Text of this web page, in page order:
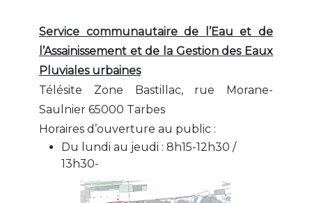
Service communautaire de l’Eau et de
l’Assainissement et de la Gestion des Eaux
Pluviales urbaines
Télésite Zone Bastillac, rue Morane-
Saulnier 65000 Tarbes
Horaires d’ouverture au public :
Du lundi au jeudi : 8h15-12h30 /
13h30-